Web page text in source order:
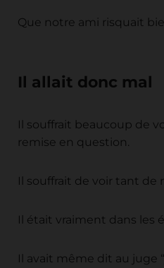
Que notre ami risquait
Il allait donc mal
Il souffrait beaucoup de
remise en question.
Il souffrait de voir tant de
Il était vraiment dans les
Il avait même dit au juge